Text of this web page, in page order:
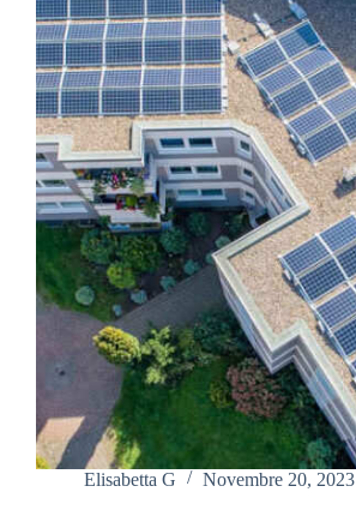
Elisabetta G Novembre 20, 2023